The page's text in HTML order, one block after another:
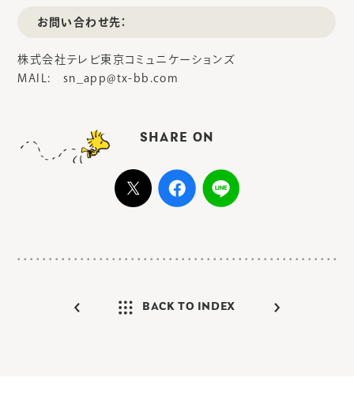
お問い合わせ先：
株式会社テレビ東京コミュニケーションズ
MAIL: sn_app@tx-bb.com
SHARE ON
BACK TO INDEX